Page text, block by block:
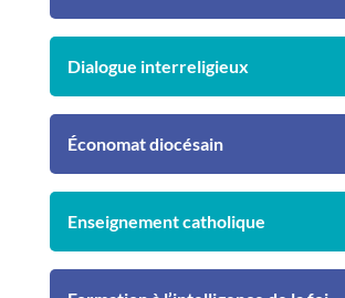
Dialogue interreligieux
Économat diocésain
Enseignement catholique